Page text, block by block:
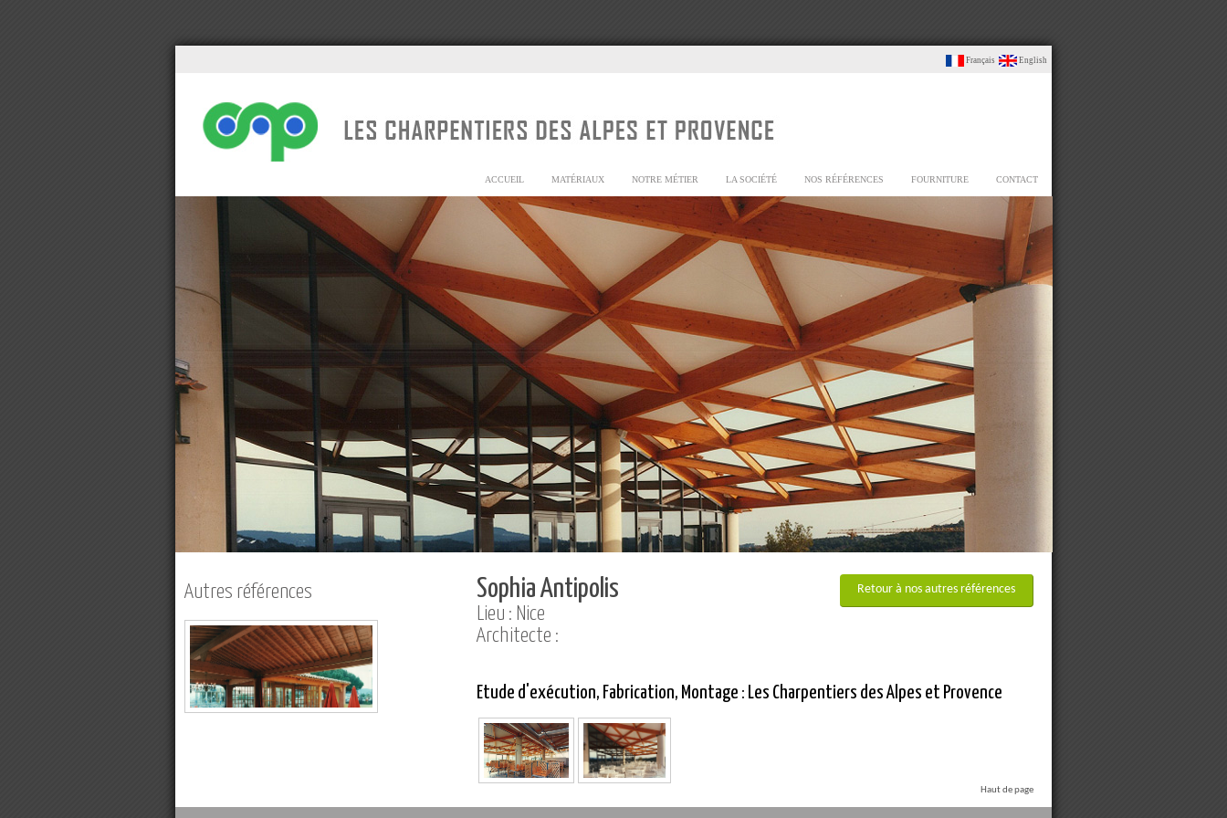
Français English
ACCUEIL MATÉRIAUX NOTRE MÉTIER LA SOCIÉTÉ NOS RÉFÉRENCES FOURNITURE CONTACT
Autres références Sophia Antipolis
Lieu : Nice
Architecte :
Etude d'exécution, Fabrication, Montage : Les Charpentiers des Alpes et Provence
Retour à nos autres références
Haut de page